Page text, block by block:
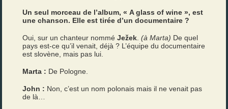
Un seul morceau de l’album, « A glass of wine », est
une chanson. Elle est tirée d’un documentaire ?
Oui, sur un chanteur nomméJežek.(à Marta) De quel
pays est-ce qu’il venait, déjà ? L’équipe du documentaire
est slovène, mais pas lui.
Marta : De Pologne.
John : Non, c’est un nom polonais mais il ne venait pas
de là…